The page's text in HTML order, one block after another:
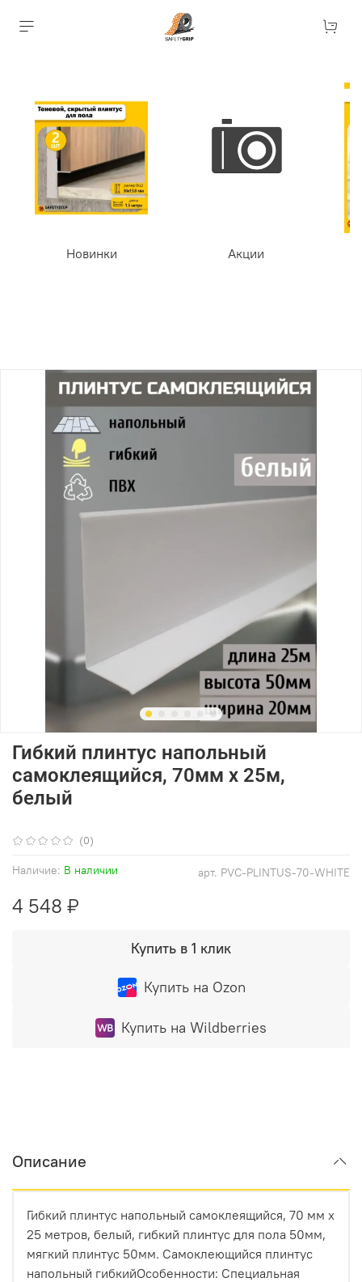
Новинки Акции
(0)
арт. PVC-PLINTUS-70-WHITE
Наличие: В наличии
Гибкий плинтус напольный
самоклеящийся, 70мм х 25м,
белый
4 548 ₽
Купить в 1 клик
Купить на Ozon
Купить на Wildberries
Описание
Гибкий плинтус напольный самоклеящийся, 70 мм х
25 метров, белый, гибкий плинтус для пола 50мм,
мягкий плинтус 50мм. Cамоклеющийся плинтус
напольный гибкийОсобенности: Специальная